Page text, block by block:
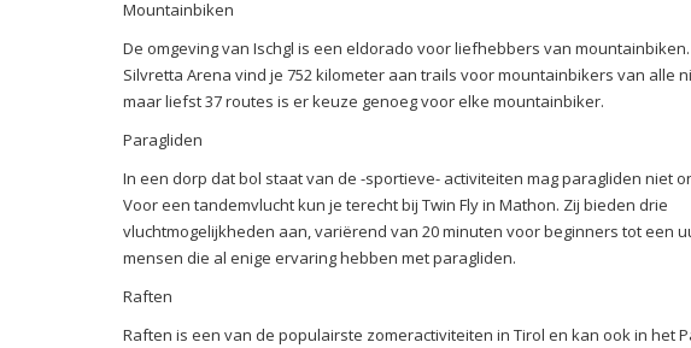
Mountainbiken
De omgeving van Ischgl is een eldorado voor liefhebbers van
Silvretta Arena vind je 752 kilometer aan trails voor mountainbikers van alle
maar liefst 37 routes is er keuze genoeg voor elke mountainbiker.
Paragliden
In een dorp dat bol staat van de -sportieve- activiteiten mag paragliden niet
Voor een tandemvlucht kun je terecht bij Twin Fly in Mathon. Zij bieden drie
vluchtmogelijkheden aan, variërend van 20 minuten voor beginners tot een
mensen die al enige ervaring hebben met paragliden.
Raften
Raften is een van de populairste zomeractiviteiten in Tirol en kan ook in het